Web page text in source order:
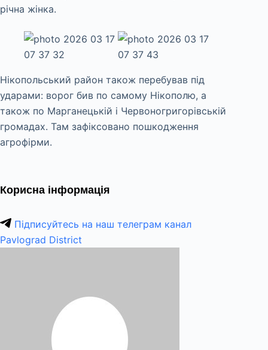
річна жінка.
Нікопольський район також перебував під
ударами: ворог бив по самому Нікополю, а
також по Марганецькій і Червоногригорівській
громадах. Там зафіксовано пошкодження
агрофірми.
Корисна інформація
Підписуйтесь на наш телеграм канал
Pavlograd District